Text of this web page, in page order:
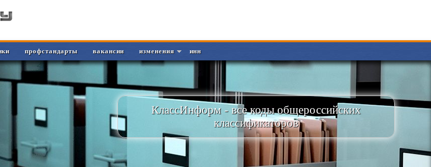
профстандарты вакансии изменения инн
КлассИнформ - все коды общероссийских
классификаторов